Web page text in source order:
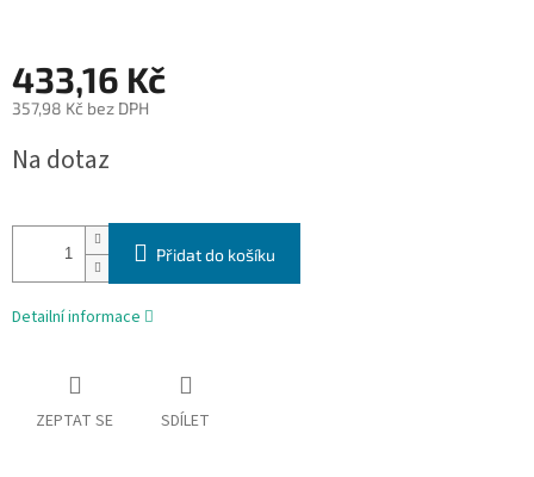
433,16 Kč
357,98 Kč bez DPH
cena:
Na dotaz
Přidat do košíku
Detailní informace
ZEPTAT SE SDÍLET